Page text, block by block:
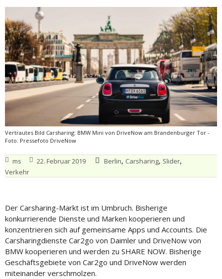
Vertrautes Bild Carsharing: BMW Mini von DriveNow am Brandenburger Tor -
Foto: Pressefoto DriveNow
ms 22. Februar 2019 Berlin, Carsharing, Slider,
Verkehr
Der Carsharing-Markt ist im Umbruch. Bisherige
konkurrierende Dienste und Marken kooperieren und
konzentrieren sich auf gemeinsame Apps und Accounts. Die
Carsharingdienste Car2go von Daimler und DriveNow von
BMW kooperieren und werden zu SHARE NOW. Bisherige
Geschäftsgebiete von Car2go und DriveNow werden
miteinander verschmolzen.